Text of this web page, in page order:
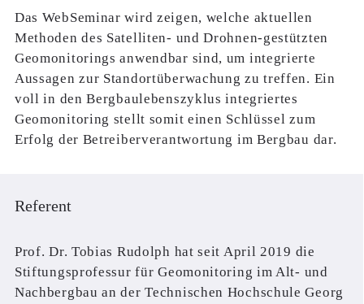
Das WebSeminar wird zeigen, welche aktuellen
Methoden des Satelliten- und Drohnen-gestützten
Geomonitorings anwendbar sind, um integrierte
Aussagen zur Standortüberwachung zu treffen. Ein
voll in den Bergbaulebenszyklus integriertes
Geomonitoring stellt somit einen Schlüssel zum
Erfolg der Betreiberverantwortung im Bergbau dar.
Referent
Prof. Dr. Tobias Rudolph hat seit April 2019 die
Stiftungsprofessur für Geomonitoring im Alt- und
Nachbergbau an der Technischen Hochschule Georg